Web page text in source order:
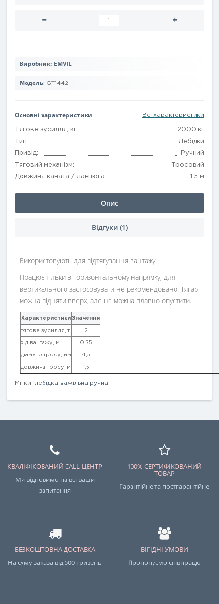
Виробник: EMVIL
Модель: GT1442
Основні характеристики Всі характеристики
Тягове зусилля, кг: 2000 кг
Тип: Лебідки
Привід: Ручний
Тяговий механізм: Тросовий
Довжина каната / ланцюга: 1,5 м
Опис
Відгуки (1)
Використовують для підтягування вантажу.
Працює тільки в горизонтальному напрямку, для
вертикального застосовувати не рекомендовано. Тягар
можна підняти вверх, але не можна плавно опустити.
Характеристики Значення
тягове зусилля, т 2
хід вантажу, м 0,75
діаметр тросу, мм 4,5
довжина тросу, м 1,5
Мітки: лебідка важільна ручна
КВАЛІФІКОВАНИЙ CALL-ЦЕНТР
Ми відповимо на всі ваши
запитання
100% СЕРТИФІКОВАНИЙ
ТОВАР
Гарантійне та постгарантійне
БЕЗКОШТОВНА ДОСТАВКА
На суму заказа від 500 гривень
ВІГІДНІ УМОВИ
Пропонуємо співпрацю